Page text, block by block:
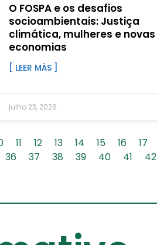
O FOSPA e os desafios
socioambientais: Justiça
climática, mulheres e novas
economias
[ LEER MÁS ]
julho 23, 2026
11 12 13 14 15 16 17
36 37 38 39 40 41 42